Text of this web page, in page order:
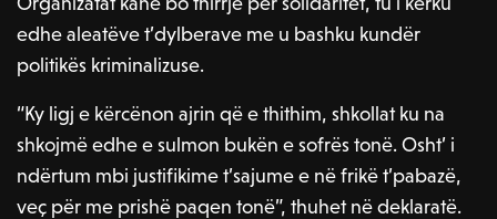
edhe aleatëve t’dylberave me u bashku kundër
politikës kriminalizuse.
“Ky ligj e kërcënon ajrin që e thithim, shkollat ku na
shkojmë edhe e sulmon bukën e sofrës tonë. Osht’ i
ndërtum mbi justifikime t’sajume e në frikë t’pabazë,
veç për me prishë paqen tonë”, thuhet në deklaratë.